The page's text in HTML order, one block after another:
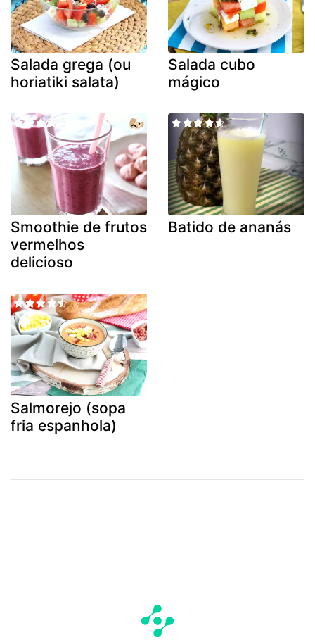
Salada grega (ou
horiatiki salata)
Salada cubo
mágico
Smoothie de frutos
vermelhos
delicioso
Batido de ananás
Salmorejo (sopa
fria espanhola)